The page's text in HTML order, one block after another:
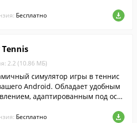
Бесплатно
Tennis
2.2 (10.86 МБ)
симулятор игры в теннис
Android. Обладает удобным
адаптированным под осо
Бесплатно